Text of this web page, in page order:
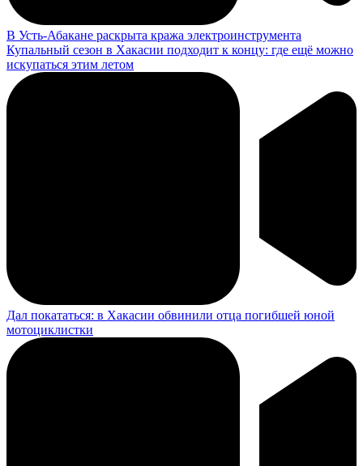
В Усть-Абакане раскрыта кража электроинструмента
Купальный сезон в Хакасии подходит к концу: где ещё можно
искупаться этим летом
Дал покататься: в Хакасии обвинили отца погибшей юной
мотоциклистки